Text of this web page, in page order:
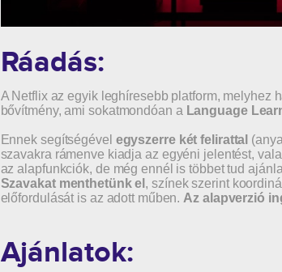
Ráadás:
A Netflix az egyik leghíresebb platform, melyhez
bővítmény, ami sokatmondóan a Language
Ennek segítségével egyszerre két felirattal
szavakra rámenve kiadja az egyéni jelentést,
az alapfunkciók, de még ennél is többet tud
Szavakat menthetünk el , színek szerint
előfordulását is az adott műben.Az alapverzió
Ajánlatok: